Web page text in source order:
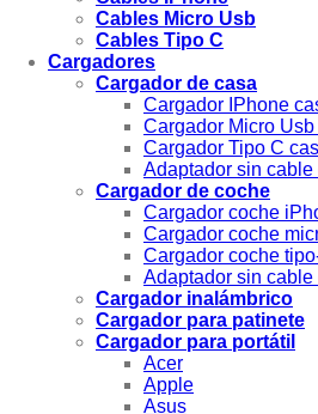
Cables Micro Usb
Cables Tipo C
Cargadores
Cargador de casa
Cargador IPhone
Cargador Micro Usb
Cargador Tipo C
Adaptador sin cable
Cargador de coche
Cargador coche
Cargador coche
Cargador coche
Adaptador sin cable
Cargador inalámbrico
Cargador para patinete
Cargador para portátil
Acer
Apple
Asus